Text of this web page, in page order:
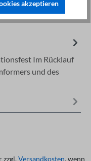
Drucken
Im Rücklauf
und des
zzgl. Versandkosten, wenn
akzeptieren